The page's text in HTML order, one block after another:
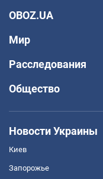
OBOZ.UA
Мир
Расследования
Общество
Новости Украины
Киев
Запорожье